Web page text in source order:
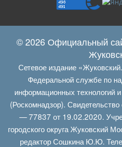
© 2026 Официальный
Сетевое издание
Федеральной службе по
информационных технологий
(Роскомнадзор).
— 77837 от 19.02.2020.
городского округа Жуковский
редактор Сошкина Ю.Ю.